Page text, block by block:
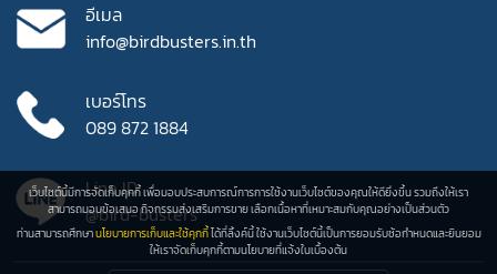
อีเมล
info@birdbusters.in.th
เบอร์โทร
089 872 1884
Line ID
@bird-busters
เว็บไซต์นี้มีการจัดเก็บคุกกี้ เพื่อมอบประสบการณ์การการใช้งานเว็บไซต์ของคุณให้ดียิ่งขึ้น รวมถึงให้เรา
สามารถมอบข้อเสนอ กิจกรรมส่งเสริมการขาย เลือกเนื้อหาที่เหมาะสมกับคุณอย่างเป็นส่วนตัว
ท่านสามารถศึกษานโยบายการเก็บและใช้คุกกี้ได้ที่ลิ้งค์นี้ ใช้งานเว็บไซต์นี้เป็นการยอมรับช้อกำหนดและยินยอม
ให้เราจัดเก็บคุกกี้ตามนโยบายที่แจ้งในเบื้องต้น